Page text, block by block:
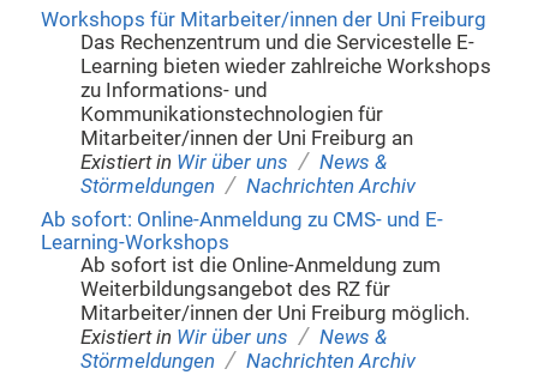
Workshops für Mitarbeiter/innen der Uni Freiburg
Das Rechenzentrum und die Servicestelle E-
Learning bieten wieder zahlreiche Workshops
zu Informations- und
Kommunikationstechnologien für
Mitarbeiter/innen der Uni Freiburg an
Existiert in Wir über uns / News &
Störmeldungen / Nachrichten Archiv
Ab sofort: Online-Anmeldung zu CMS- und E-
Learning-Workshops
Ab sofort ist die Online-Anmeldung zum
Weiterbildungsangebot des RZ für
Mitarbeiter/innen der Uni Freiburg möglich.
Existiert in Wir über uns / News &
Störmeldungen / Nachrichten Archiv